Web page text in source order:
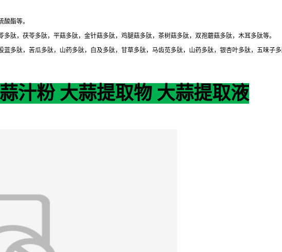
酯等。
肽，茯苓多肽，平菇多肽，金针菇多肽，鸡腿菇多肽，茶树菇多肽，双孢蘑菇多肽，木耳多肽等。
多肽，苦瓜多肽，山药多肽，白及多肽，甘草多肽，马齿苋多肽，山药多肽，银杏叶多肽，五味子
汁粉 大蒜提取物 大蒜提取液